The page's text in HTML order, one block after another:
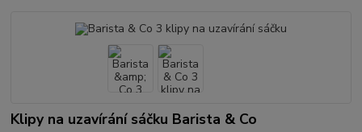
Klipy na uzavírání sáčku Barista & Co